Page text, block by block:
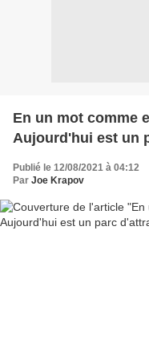
En un mot comme
Aujourd'hui est un
Publié le 12/08/2021 à 04:12
Par Joe Krapov